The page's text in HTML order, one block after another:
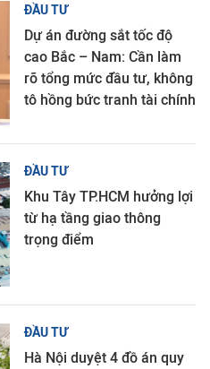
ĐẦU TƯ
Dự án đường sắt tốc độ
cao Bắc – Nam: Cần làm
rõ tổng mức đầu tư, không
tô hồng bức tranh tài chính
ĐẦU TƯ
Khu Tây TP.HCM hưởng lợi
từ hạ tầng giao thông
trọng điểm
ĐẦU TƯ
Hà Nội duyệt 4 đồ án quy